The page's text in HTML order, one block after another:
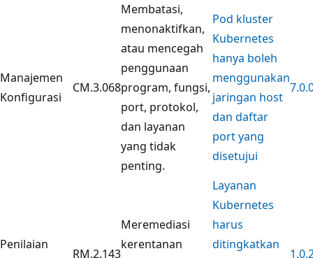
Manajemen
Konfigurasi
CM.3.068
Membatasi,
menonaktifkan,
atau mencegah
penggunaan
program, fungsi,
port, protokol,
dan layanan
yang tidak
penting.
Pod kluster
Kubernetes
hanya boleh
menggunakan
jaringan host
dan daftar
port yang
disetujui
Penilaian
RM.2.143
Meremediasi
kerentanan
Layanan
Kubernetes
harus
ditingkatkan